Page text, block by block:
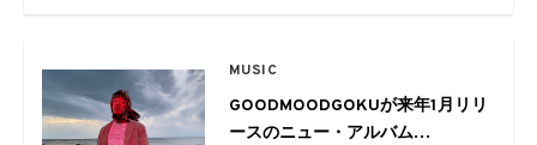
MUSIC
GOODMOODGOKUが来年1月リリ
ースのニュー・アルバム